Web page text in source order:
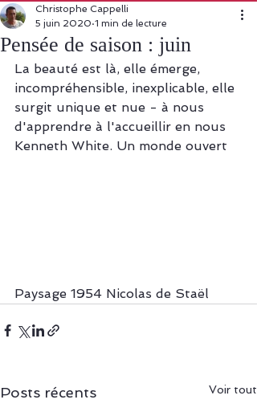
Pensée de saison : juin
Christophe Cappelli
5 juin 2020 1 min de lecture
La beauté est là, elle émerge,
incompréhensible, inexplicable, elle
surgit unique et nue - à nous
d'apprendre à l'accueillir en nous
Kenneth White. Un monde ouvert
Paysage 1954 Nicolas de Staël
Posts récents Voir tout